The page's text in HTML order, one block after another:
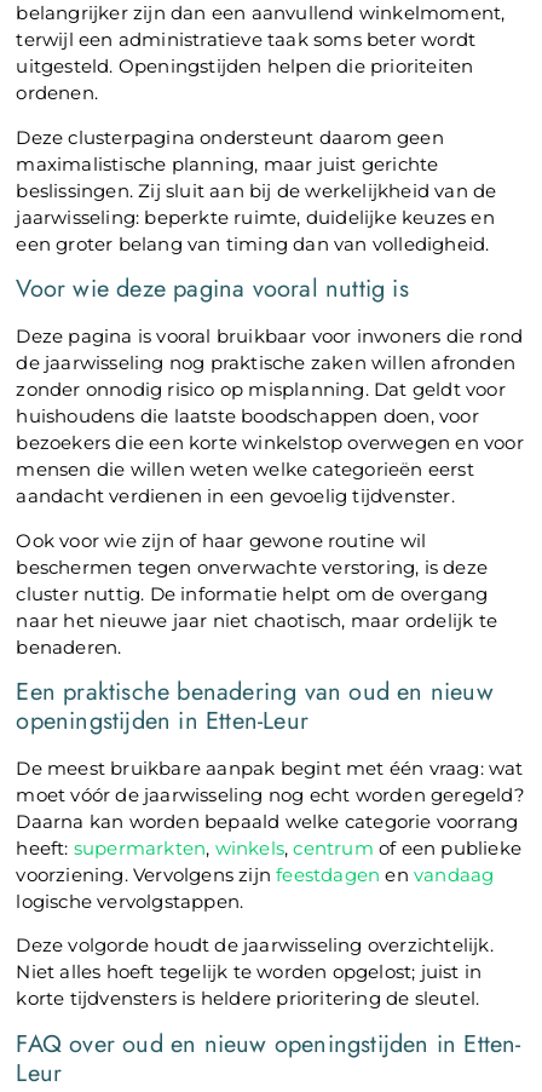
belangrijker zijn dan een aanvullend winkelmoment,
terwijl een administratieve taak soms beter wordt
uitgesteld. Openingstijden helpen die prioriteiten
ordenen.
Deze clusterpagina ondersteunt daarom geen
maximalistische planning, maar juist gerichte
beslissingen. Zij sluit aan bij de werkelijkheid van de
jaarwisseling: beperkte ruimte, duidelijke keuzes en
een groter belang van timing dan van volledigheid.
Voor wie deze pagina vooral nuttig is
Deze pagina is vooral bruikbaar voor inwoners die rond
de jaarwisseling nog praktische zaken willen afronden
zonder onnodig risico op misplanning. Dat geldt voor
huishoudens die laatste boodschappen doen, voor
bezoekers die een korte winkelstop overwegen en voor
mensen die willen weten welke categorieën eerst
aandacht verdienen in een gevoelig tijdvenster.
Ook voor wie zijn of haar gewone routine wil
beschermen tegen onverwachte verstoring, is deze
cluster nuttig. De informatie helpt om de overgang
naar het nieuwe jaar niet chaotisch, maar ordelijk te
benaderen.
Een praktische benadering van oud en nieuw
openingstijden in Etten-Leur
De meest bruikbare aanpak begint met één vraag: wat
moet vóór de jaarwisseling nog echt worden geregeld?
Daarna kan worden bepaald welke categorie voorrang
heeft: supermarkten, winkels,centrum of een publieke
voorziening. Vervolgens zijnfeestdagen envandaag
logische vervolgstappen.
Deze volgorde houdt de jaarwisseling overzichtelijk.
Niet alles hoeft tegelijk te worden opgelost; juist in
korte tijdvensters is heldere prioritering de sleutel.
FAQ over oud en nieuw openingstijden in Etten-
Leur